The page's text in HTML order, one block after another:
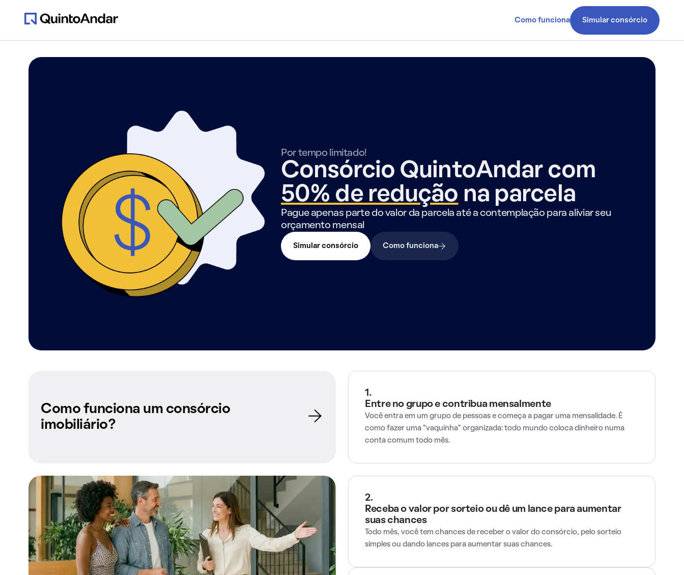
Como funciona Simular consórcio
Por tempo limitado!
Consórcio QuintoAndar com
50% de redução na parcela
Pague apenas parte do valor da parcela até a contemplação para aliviar seu
orçamento mensal
Simular consórcio Como funciona
Como funciona um consórcio
imobiliário?
1.
Entre no grupo e contribua mensalmente
Você entra em um grupo de pessoas e começa a pagar uma mensalidade. É
como fazer uma "vaquinha" organizada: todo mundo coloca dinheiro numa
conta comum todo mês.
2.
Receba o valor por sorteio ou dê um lance para aumentar
suas chances
Todo mês, você tem chances de receber o valor do consórcio, pelo sorteio
simples ou dando lances para aumentar suas chances.